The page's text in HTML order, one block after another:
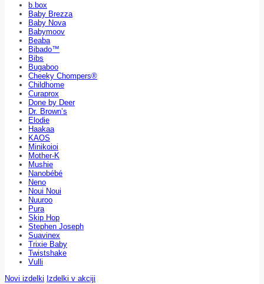
b.box
Baby Brezza
Baby Nova
Babymoov
Beaba
Bibado™
Bibs
Bugaboo
Cheeky Chompers®
Childhome
Curaprox
Done by Deer
Dr. Brown’s
Elodie
Haakaa
KAOS
Minikoioi
Mother-K
Mushie
Nanobébé
Neno
Noui Noui
Nuuroo
Pura
Skip Hop
Stephen Joseph
Suavinex
Trixie Baby
Twistshake
Vulli
Novi izdelki Izdelki v akciji